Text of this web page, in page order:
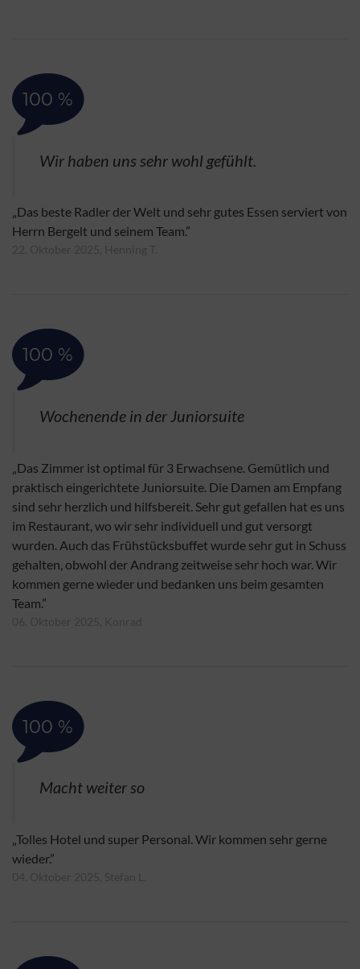
100 %
Wir haben uns sehr wohl gefühlt.
„Das beste Radler der Welt und sehr gutes Essen serviert von
Herrn Bergelt und seinem Team.”
100 %
Wochenende in der Juniorsuite
„Das Zimmer ist optimal für 3 Erwachsene. Gemütlich und
praktisch eingerichtete Juniorsuite. Die Damen am Empfang
sind sehr herzlich und hilfsbereit. Sehr gut gefallen hat es uns
im Restaurant, wo wir sehr individuell und gut versorgt
wurden. Auch das Frühstücksbuffet wurde sehr gut in Schuss
gehalten, obwohl der Andrang zeitweise sehr hoch war. Wir
kommen gerne wieder und bedanken uns beim gesamten
Team.”
100 %
Macht weiter so
„Tolles Hotel und super Personal. Wir kommen sehr gerne
wieder.”